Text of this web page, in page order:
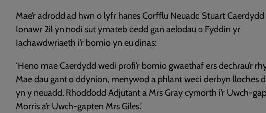
Mae’r adroddiad hwn o lyfr hanes Corfflu Neuadd Stuart Caerdydd
Ionawr 2il yn nodi sut ymateb oedd gan aelodau o Fyddin yr
Iachawdwriaeth i’r bomio yn eu dinas:
‘Heno mae Caerdydd wedi profi’r bomio gwaethaf ers dechrau’r
Mae dau gant o ddynion, menywod a phlant wedi derbyn lloches
yn y neuadd. Rhoddodd Adjutant a Mrs Gray cymorth i’r Uwch-
Morris a’r Uwch-gapten Mrs Giles.’